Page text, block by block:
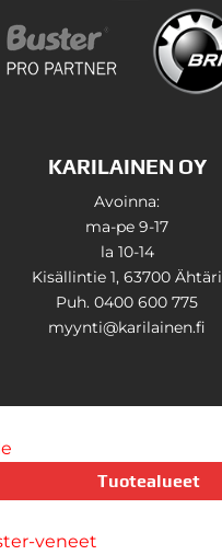
KARILAINEN OY
Avoinna:
ma-pe 9-17
la 10-14
Kisällintie 1, 63700 Ähtäri
Puh. 0400 600 775
myynti@karilainen.fi
Tuotealueet
veneet